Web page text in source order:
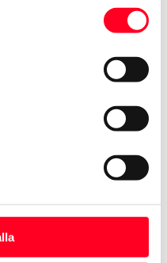
inkl. fria